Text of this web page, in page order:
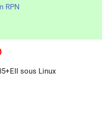
RPN
sous Linux